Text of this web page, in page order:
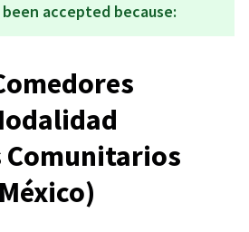
accepted because:
Comunitarios